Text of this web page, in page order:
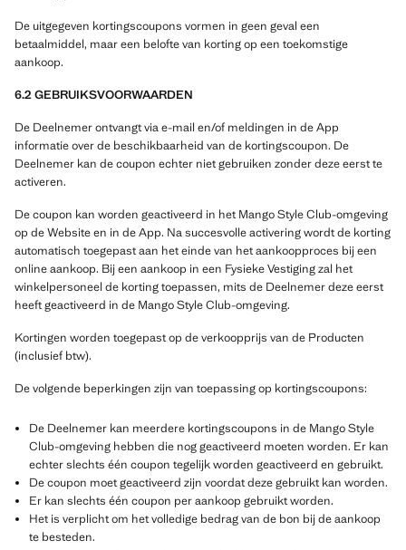
De uitgegeven kortingscoupons vormen in geen geval een
betaalmiddel, maar een belofte van korting op een toekomstige
aankoop.
6.2 GEBRUIKSVOORWAARDEN
De Deelnemer ontvangt via e-mail en/of meldingen in de App
informatie over de beschikbaarheid van de kortingscoupon. De
Deelnemer kan de coupon echter niet gebruiken zonder deze eerst te
activeren.
De coupon kan worden geactiveerd in het Mango Style Club-omgeving
op de Website en in de App. Na succesvolle activering wordt de korting
automatisch toegepast aan het einde van het aankoopproces bij een
online aankoop. Bij een aankoop in een Fysieke Vestiging zal het
winkelpersoneel de korting toepassen, mits de Deelnemer deze eerst
heeft geactiveerd in de Mango Style Club-omgeving.
Kortingen worden toegepast op de verkoopprijs van de Producten
(inclusief btw).
De volgende beperkingen zijn van toepassing op kortingscoupons:
De Deelnemer kan meerdere kortingscoupons in de Mango Style
Club-omgeving hebben die nog geactiveerd moeten worden. Er kan
echter slechts één coupon tegelijk worden geactiveerd en gebruikt.
De coupon moet geactiveerd zijn voordat deze gebruikt kan worden.
Er kan slechts één coupon per aankoop gebruikt worden.
Het is verplicht om het volledige bedrag van de bon bij de aankoop
te besteden.